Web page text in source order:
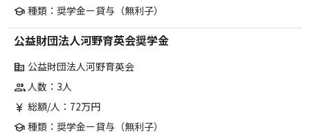
school 種類：奨学金ー貸与（無利子）
公益財団法人河野育英会奨学金
corporate_fare 公益財団法人河野育英会
group人数：3人
currency_yen 総額/人：72万円
school 種類：奨学金ー貸与（無利子）